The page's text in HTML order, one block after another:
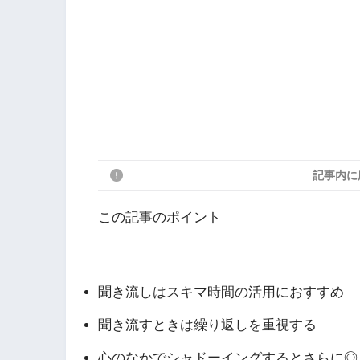
記事内
この記事のポイント
聞き流しはスキマ時間の活用におすすめ
聞き流すときは繰り返しを重視する